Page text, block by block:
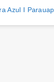
Azul I